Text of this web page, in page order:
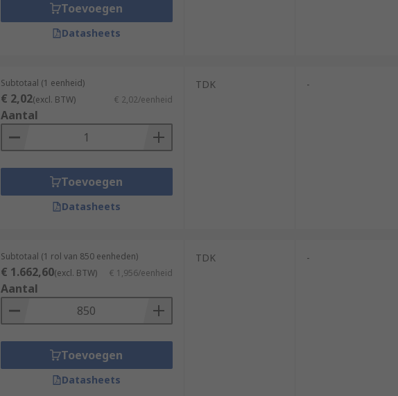
Toevoegen
Datasheets
Subtotaal (1 eenheid)
€ 2,02(excl. BTW) € 2,02/eenheid
Aantal
Toevoegen
Datasheets
TDK -
Subtotaal (1 rol van 850 eenheden)
€ 1.662,60(excl. BTW) € 1,956/eenheid
Aantal
Toevoegen
Datasheets
TDK -